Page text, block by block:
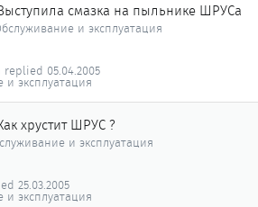
смазка на пыльнике ШРУСа
и эксплуатация
эксплуатация
05.04.2005
хрустит ШРУС ?
и эксплуатация
эксплуатация
25.03.2005